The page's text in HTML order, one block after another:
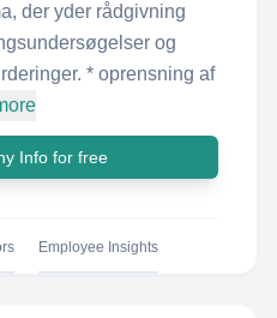
der yder rådgivning
og
* oprensning af
Info for free
Employee Insights